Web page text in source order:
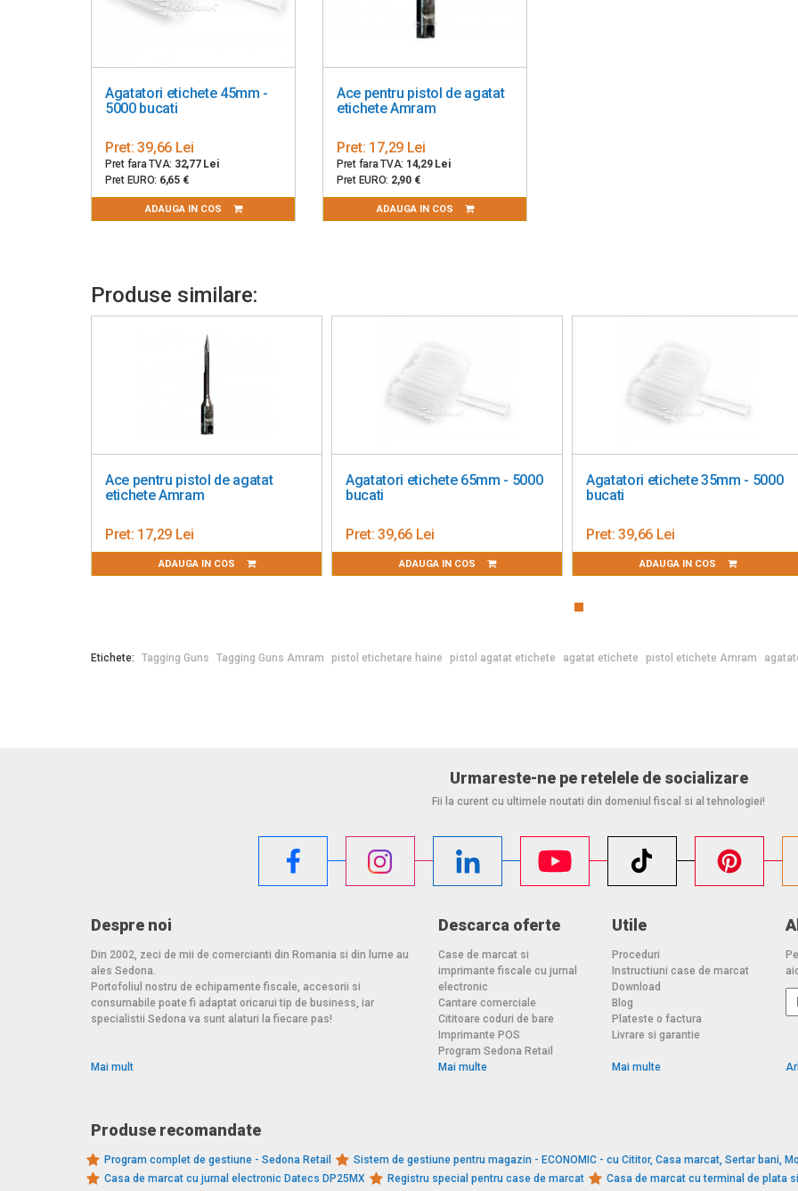
Agatatori etichete 45mm -
5000 bucati
Pret: 39,66 Lei
Pret fara TVA: 32,77 Lei
Pret EURO: 6,65 €
ADAUGA IN COS
Ace pentru pistol de agatat
etichete Amram
Pret: 17,29 Lei
Pret fara TVA: 14,29 Lei
Pret EURO: 2,90 €
ADAUGA IN COS
Produse similare:
Ace pentru pistol de agatat
etichete Amram
Pret: 17,29 Lei
ADAUGA IN COS
Agatatori etichete 65mm - 5000
bucati
Pret: 39,66 Lei
ADAUGA IN COS
Agatatori etichete 35mm - 5000
bucati
Pret: 39,66 Lei
ADAUGA IN COS
Etichete: Tagging Guns Tagging Guns Amram pistol etichetare haine pistol agatat etichete agatat etichete pistol etichete Amram
Urmareste-ne pe retelele de socializare
Fii la curent cu ultimele noutati din domeniul fiscal si al tehnologiei!
Despre noi
Din 2002, zeci de mii de comercianti din Romania si din lume au
ales Sedona.
Portofoliul nostru de echipamente fiscale, accesorii si
consumabile poate fi adaptat oricarui tip de business, iar
specialistii Sedona va sunt alaturi la fiecare pas!
Mai mult
Descarca oferte
Case de marcat si
imprimante fiscale cu jurnal
electronic
Cantare comerciale
Cititoare coduri de bare
Imprimante POS
Program Sedona Retail
Mai multe
Utile
Proceduri
Instructiuni case de marcat
Download
Blog
Plateste o factura
Livrare si garantie
Mai multe
Produse recomandate
Program complet de gestiune - Sedona Retail
Sistem de gestiune pentru magazin - ECONOMIC - cu Cititor, Casa marcat, Sertar bani,
Casa de marcat cu jurnal electronic Datecs DP25MX
Registru special pentru case de marcat Casa de marcat cu terminal de plata